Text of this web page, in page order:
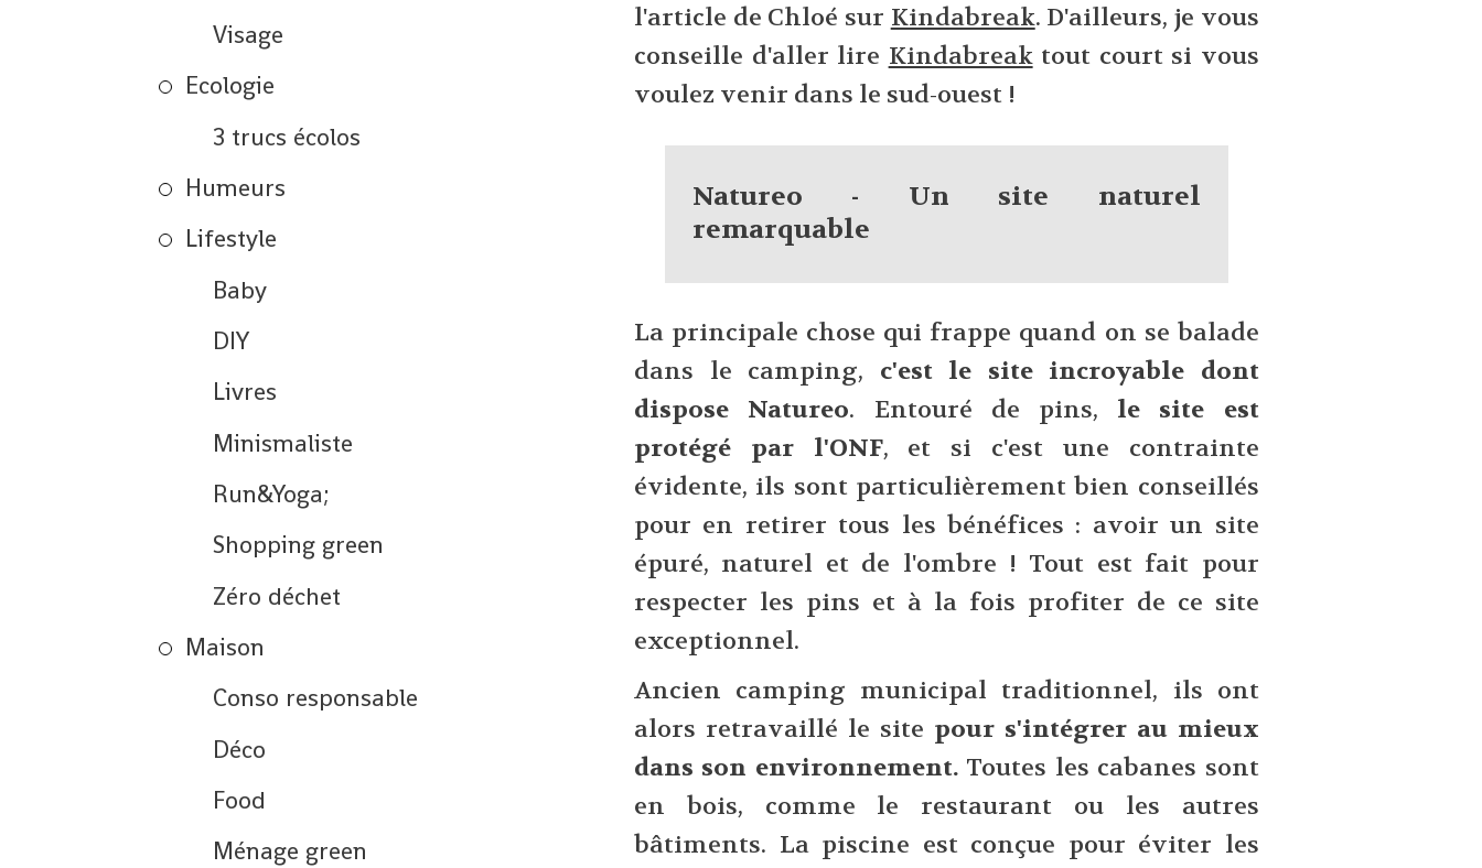
Visage
Ecologie
3 trucs écolos
Humeurs
Lifestyle
Baby
DIY
Livres
Minismaliste
Run&Yoga;
Shopping green
Zéro déchet
Maison
Conso responsable
Déco
Food
Ménage green
l'article de Chloé sur Kindabreak. D'ailleurs, je vous
conseille d'aller lire Kindabreaktout court si vous
voulez venir dans le sud-ouest !
Natureo - Un site naturel
remarquable
La principale chose qui frappe quand on se balade
dans le camping, c'est le site incroyable dont
dispose Natureo. Entouré de pins, le site est
protégé par l'ONF, et si c'est une contrainte
évidente, ils sont particulièrement bien conseillés
pour en retirer tous les bénéfices : avoir un site
épuré, naturel et de l'ombre ! Tout est fait pour
respecter les pins et à la fois profiter de ce site
exceptionnel.
Ancien camping municipal traditionnel, ils ont
alors retravaillé le site pour s'intégrer au mieux
dans son environnement.Toutes les cabanes sont
en bois, comme le restaurant ou les autres
bâtiments. La piscine est conçue pour éviter les